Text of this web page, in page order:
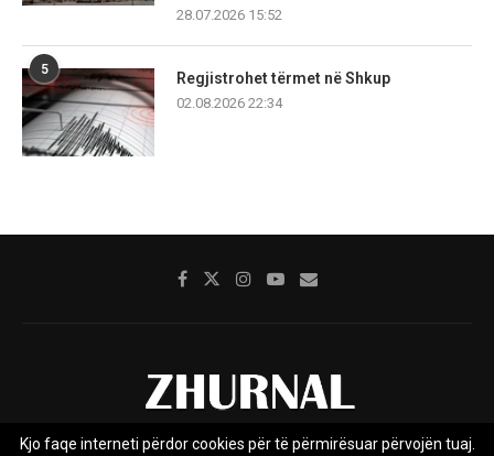
28.07.2026 15:52
5
Regjistrohet tërmet në Shkup
02.08.2026 22:34
Kjo faqe interneti përdor cookies për të përmirësuar përvojën tuaj.